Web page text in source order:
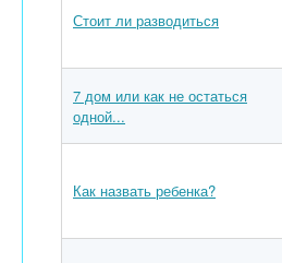
Стоит ли разводиться
7 дом или как не остаться
одной...
Как назвать ребенка?